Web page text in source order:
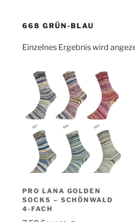
668 GRÜN-BLAU
Einzelnes Ergebnis wird
PRO LANA GOLDEN
SOCKS – SCHÖNWALD
4-FACH